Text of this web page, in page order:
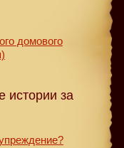
домового
за